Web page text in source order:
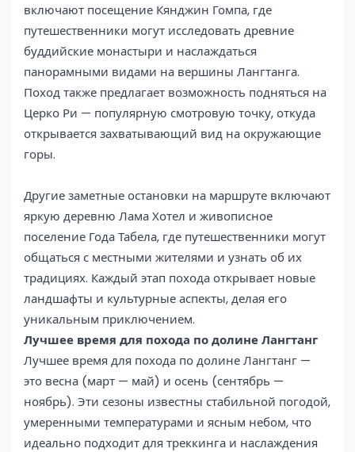
включают посещение Кянджин Гомпа, где
путешественники могут исследовать древние
буддийские монастыри и наслаждаться
панорамными видами на вершины Лангтанга.
Поход также предлагает возможность подняться на
Церко Ри — популярную смотровую точку, откуда
открывается захватывающий вид на окружающие
горы.
Другие заметные остановки на маршруте включают
яркую деревню Лама Хотел и живописное
поселение Года Табела, где путешественники могут
общаться с местными жителями и узнать об их
традициях. Каждый этап похода открывает новые
ландшафты и культурные аспекты, делая его
уникальным приключением.
Лучшее время для похода по долине Лангтанг
Лучшее время для похода по долине Лангтанг —
это весна (март — май) и осень (сентябрь —
ноябрь). Эти сезоны известны стабильной погодой,
умеренными температурами и ясным небом, что
идеально подходит для треккинга и наслаждения